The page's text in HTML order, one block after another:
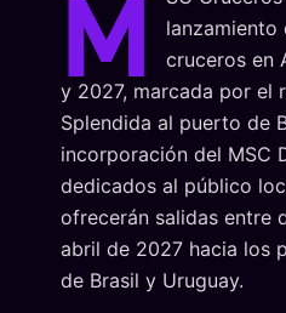
M
lanzamiento
cruceros en
y 2027, marcada por el
Splendida al puerto de
incorporación del MSC
dedicados al público
ofrecerán salidas entre
abril de 2027 hacia los
de Brasil y Uruguay.